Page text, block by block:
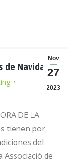
Nov
27
2023
de Navidad
DE LA
tienen por
del
Associació de